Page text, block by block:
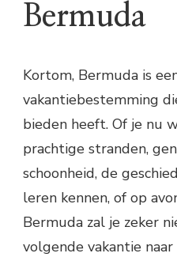
Bermuda
Kortom, Bermuda is
vakantiebestemming
bieden heeft. Of je nu
prachtige stranden,
schoonheid, de
leren kennen, of op
Bermuda zal je zeker
volgende vakantie